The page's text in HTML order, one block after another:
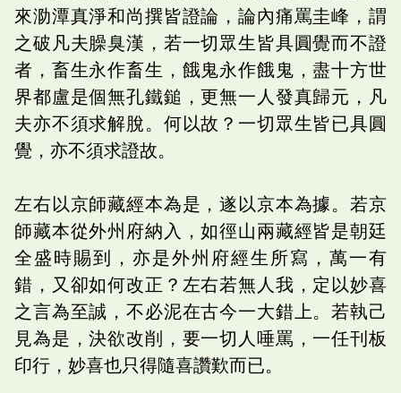
來泐潭真淨和尚撰皆證論，論內痛罵圭峰，謂
之破凡夫臊臭漢，若一切眾生皆具圓覺而不證
者，畜生永作畜生，餓鬼永作餓鬼，盡十方世
界都盧是個無孔鐵鎚，更無一人發真歸元，凡
夫亦不須求解脫。何以故？一切眾生皆已具圓
覺，亦不須求證故。
左右以京師藏經本為是，遂以京本為據。若京
師藏本從外州府納入，如徑山兩藏經皆是朝廷
全盛時賜到，亦是外州府經生所寫，萬一有
錯，又卻如何改正？左右若無人我，定以妙喜
之言為至誠，不必泥在古今一大錯上。若執己
見為是，決欲改削，要一切人唾罵，一任刊板
印行，妙喜也只得隨喜讚歎而已。